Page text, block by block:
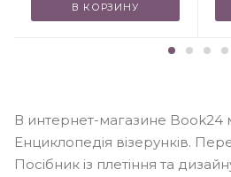
В КОРЗИНУ
В интернет-магазине Book24
Енциклопедія візерунків.
Посібник із плетіння та